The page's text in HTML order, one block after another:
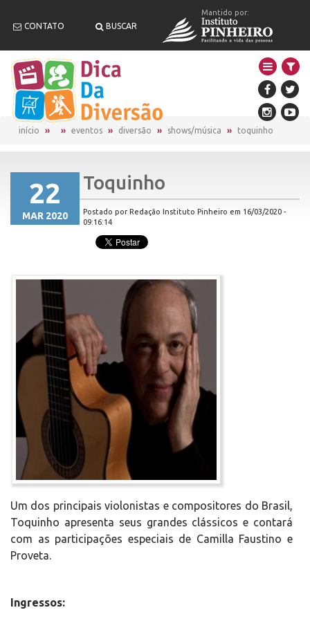
CONTATO BUSCAR
Mantido por:
início eventos diversão shows/música toquinho
22
MAR 2020
Toquinho
Postado por Redação Instituto Pinheiro em 16/03/2020 -
09:16:14
Um dos principais violonistas e compositores do Brasil,
Toquinho apresenta seus grandes clássicos e contará
com as participações especiais de Camilla Faustino e
Proveta.
Ingressos: